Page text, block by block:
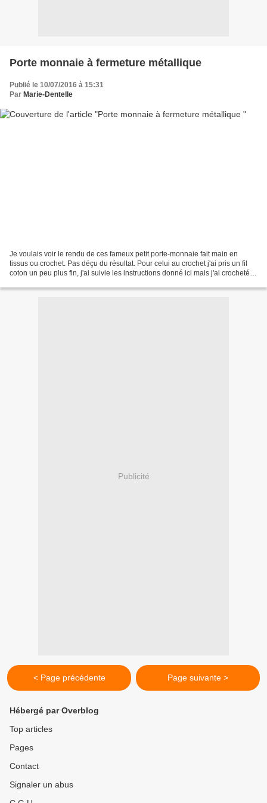
Porte monnaie à fermeture métallique
Publié le 10/07/2016 à 15:31
Par Marie-Dentelle
Je voulais voir le rendu de ces fameux petit porte-monnaie fait main en
tissus ou crochet. Pas déçu du résultat. Pour celui au crochet j'ai pris un fil
coton un peu plus fin, j'ai suivie les instructions donné ici mais j'ai crocheté
Publicité
< Page précédente Page suivante >
Hébergé par Overblog
Top articles
Pages
Contact
Signaler un abus